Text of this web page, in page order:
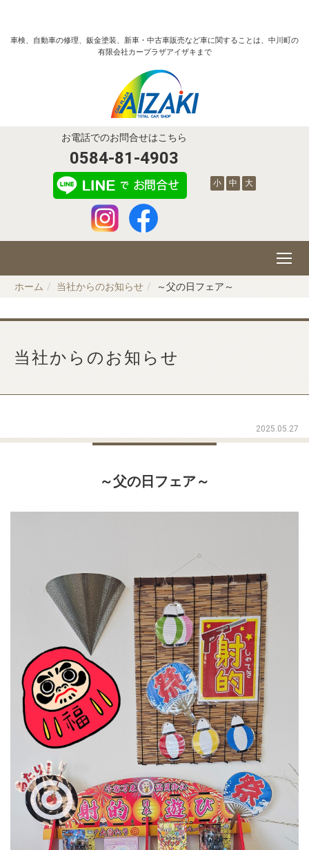
車検、自動車の修理、鈑金塗装、新車・中古車販売など車に関することは、中川町の
有限会社カープラザアイザキまで
お電話でのお問合せはこちら
0584-81-4903
小 中 大
ホーム 当社からのお知らせ ～父の日フェア～
当社からのお知らせ
2025.05.27
～父の日フェア～